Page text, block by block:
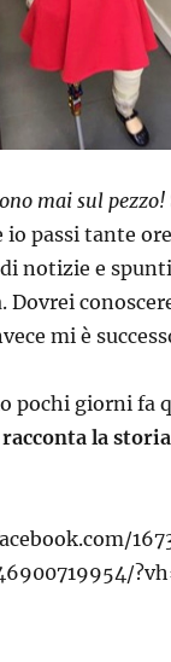
mai sul pezzo!
io passi tante
di notizie e
Dovrei
mi è
pochi giorni fa
racconta la